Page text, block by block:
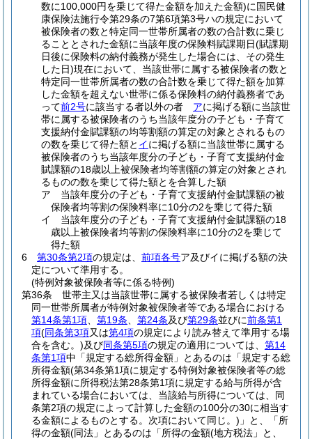
数に100,000円を乗じて得た金額を加えた金額)に国民健
康保険法施行令第29条の7第6項第3号ハの規定において
被保険者の数と特定同一世帯所属者の数の合計数に乗じ
ることとされた金額に当該年度の保険料賦課期日(賦課期
日後に保険料の納付義務が発生した場合には、その発生
した日)現在において、当該世帯に属する被保険者の数と
特定同一世帯所属者の数の合計数を乗じて得た額を加算
した金額を超えない世帯に係る保険料の納付義務者であ
って前2号に該当する者以外の者 アに掲げる額に当該世
帯に属する被保険者のうち当該年度分の子ども・子育て
支援納付金賦課額の均等割額の算定の対象とされるもの
の数を乗じて得た額と イに掲げる額に当該世帯に属する
被保険者のうち当該年度分の子ども・子育て支援納付金
賦課額の18歳以上被保険者均等割額の算定の対象とされ
るものの数を乗じて得た額とを合算した額
ア
当該年度分の子ども・子育て支援納付金賦課額の被
保険者均等割の保険料率に10分の2を乗じて得た額
イ
当該年度分の子ども・子育て支援納付金賦課額の18
歳以上被保険者均等割の保険料率に10分の2を乗じて
得た額
6
第30条第2項の規定は、 前項各号ア及びイに掲げる額の決
定について準用する。
(特例対象被保険者等に係る特例)
第36条
世帯主又は当該世帯に属する被保険者若しくは特定
同一世帯所属者が特例対象被保険者等である場合における
第14条第1項
第19条 第24条及び第29条並びに前条第1
項(同条第3項又は第4項の規定により読み替えて準用する場
合を含む。)及び同条第5項の規定の適用については、 第14
条第1項中「規定する総所得金額」とあるのは「規定する総
所得金額(第34条第1項に規定する特例対象被保険者等の総
所得金額に所得税法第28条第1項に規定する給与所得が含
まれている場合においては、当該給与所得については、同
条第2項の規定によって計算した金額の100分の30に相当す
る金額によるものとする。次項において同じ。) 」と、「所
得の金額(同法」とあるのは「所得の金額(地方税法」と、